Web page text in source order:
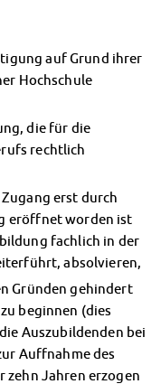
auf Grund ihrer
Hochschule
die für die
rechtlich
erst durch
eröffnet worden ist
fachlich in der
absolvieren,
Gründen gehindert
beginnen (dies
Auszubildenden bei
Auffnahme des
zehn Jahren erzogen